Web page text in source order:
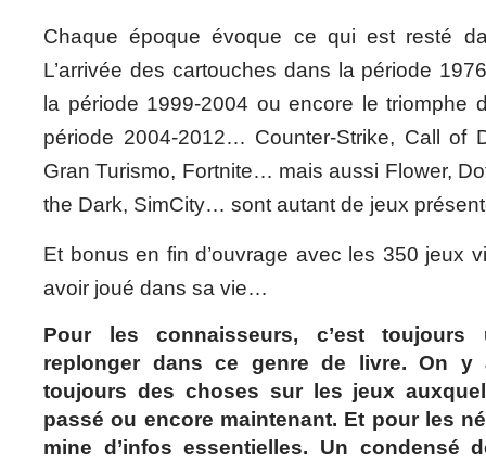
Chaque époque évoque ce qui est resté
L’arrivée des cartouches dans la période
la période 1999-2004 ou encore le triomphe
période 2004-2012… Counter-Strike, Call of
Gran Turismo, Fortnite… mais aussi Flower,
the Dark, SimCity… sont autant de jeux
Et bonus en fin d’ouvrage avec les 350 jeux
avoir joué dans sa vie…
Pour les connaisseurs, c’est
replonger dans ce genre de livre. On y
toujours des choses sur les jeux
passé ou encore maintenant. Et pour les
mine d’infos essentielles. Un condensé